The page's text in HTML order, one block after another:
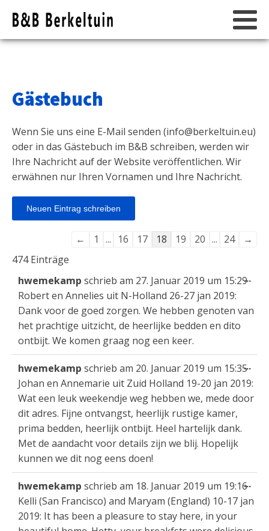
Gästebuch
Wenn Sie uns eine E-Mail senden (info@berkeltuin.eu)
oder in das Gästebuch im B&B schreiben, werden wir
Ihre Nachricht auf der Website veröffentlichen. Wir
erwähnen nur Ihren Vornamen und Ihre Nachricht.
Navigation
← 1 ... 16 17 18 19 20 ... 24
→
474 Einträge
hwemekamp schrieb am 27. Januar 2019 um 15:29
Robert en Annelies uit N-Holland 26-27 jan 2019:
Dank voor de goed zorgen. We hebben genoten van
het prachtige uitzicht, de heerlijke bedden en dito
ontbijt. We komen graag nog een keer.
...
hwemekamp schrieb am 20. Januar 2019 um 15:35
Johan en Annemarie uit Zuid Holland 19-20 jan 2019:
Wat een leuk weekendje weg hebben we, mede door
dit adres. Fijne ontvangst, heerlijk rustige kamer,
prima bedden, heerlijk ontbijt. Heel hartelijk dank.
Met de aandacht voor details zijn we blij. Hopelijk
kunnen we dit nog eens doen!
...
hwemekamp schrieb am 18. Januar 2019 um 19:16
Kelli (San Francisco) and Maryam (England) 10-17 jan
2019: It has been a pleasure to stay here, in your
...